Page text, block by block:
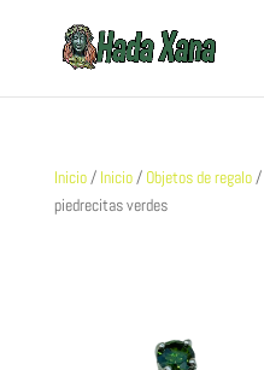
Inicio/ Inicio/ Objetos de regalo/
piedrecitas verdes